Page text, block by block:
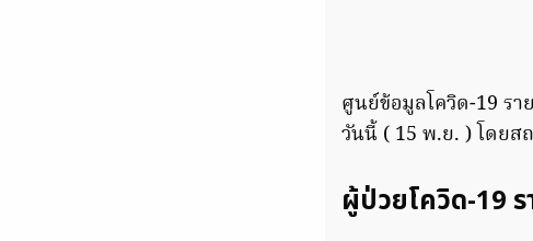
ศูนย์ข้อมูลโควิด-19 รา
วันนี้ ( 15 พ.ย. ) โดยส
ผู้ป่วยโควิด-19 ร